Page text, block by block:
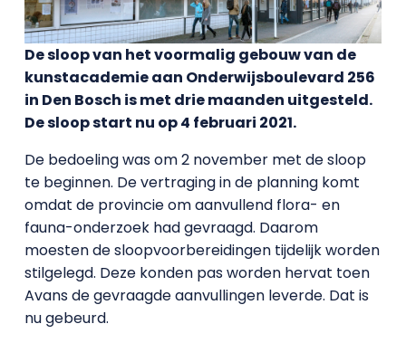
De sloop van het voormalig gebouw van de
kunstacademie aan Onderwijsboulevard 256
in Den Bosch is met drie maanden uitgesteld.
De sloop start nu op 4 februari 2021.
De bedoeling was om 2 november met de sloop
te beginnen. De vertraging in de planning komt
omdat de provincie om aanvullend flora- en
fauna-onderzoek had gevraagd. Daarom
moesten de sloopvoorbereidingen tijdelijk worden
stilgelegd. Deze konden pas worden hervat toen
Avans de gevraagde aanvullingen leverde. Dat is
nu gebeurd.